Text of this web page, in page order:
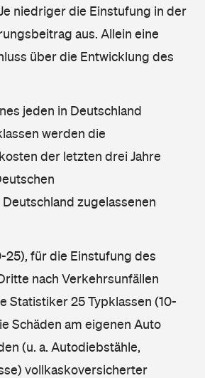
niedriger die Einstufung in der
aus. Allein eine
über die Entwicklung des
jeden in Deutschland
werden die
der letzten drei Jahre
zugelassenen
25), für die Einstufung des
nach Verkehrsunfällen
Statistiker 25 Typklassen (10-
Schäden am eigenen Auto
(u. a. Autodiebstähle,
vollkaskoversicherter